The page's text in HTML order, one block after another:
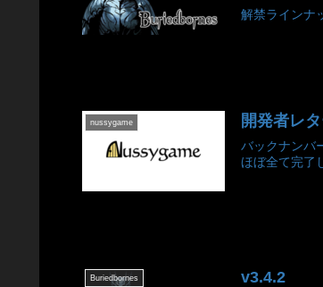
解禁ラインナ
nussygame 開発者レ
バックナンバ
ほぼ全て完了
Buriedbornes v3.4.2